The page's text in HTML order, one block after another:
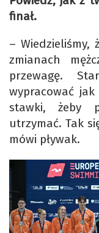
finał.
– Wiedzieliśmy,
zmianach
przewagę.
wypracować
stawki, żeby
utrzymać. Tak
mówi pływak.